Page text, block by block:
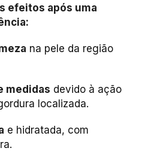
efeitos após uma
na pele da região
medidas devido à ação
localizada.
e hidratada, com